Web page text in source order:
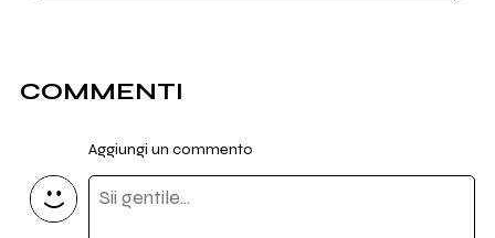
COMMENTI
Aggiungi un commento